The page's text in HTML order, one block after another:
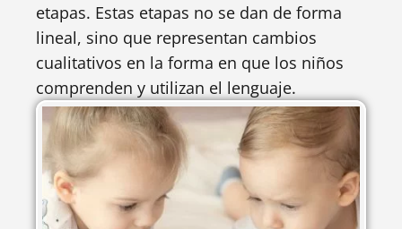
etapas. Estas etapas no se dan de forma
lineal, sino que representan cambios
cualitativos en la forma en que los niños
comprenden y utilizan el lenguaje.